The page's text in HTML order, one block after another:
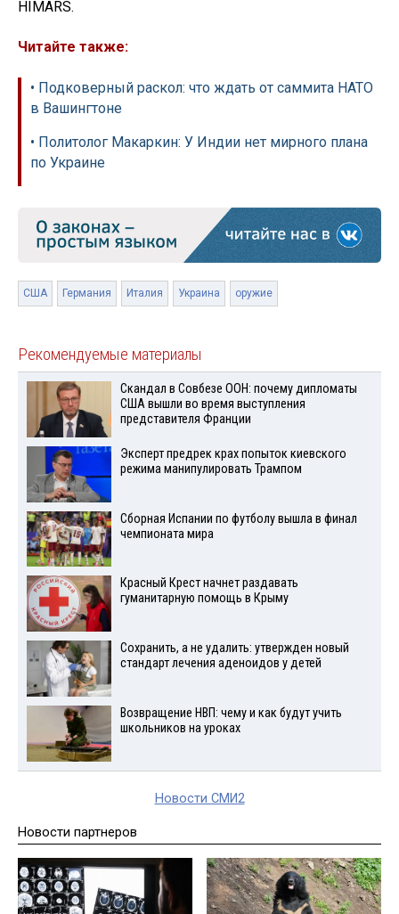
HIMARS.
Читайте также:
• Подковерный раскол: что ждать от саммита НАТО
в Вашингтоне
• Политолог Макаркин: У Индии нет мирного плана
по Украине
США Германия Италия Украина оружие
Рекомендуемые материалы
Скандал в Совбезе ООН: почему дипломаты
США вышли во время выступления
представителя Франции
Эксперт предрек крах попыток киевского
режима манипулировать Трампом
Сборная Испании по футболу вышла в финал
чемпионата мира
Красный Крест начнет раздавать
гуманитарную помощь в Крыму
Сохранить, а не удалить: утвержден новый
стандарт лечения аденоидов у детей
Возвращение НВП: чему и как будут учить
школьников на уроках
Новости СМИ2
Новости партнеров